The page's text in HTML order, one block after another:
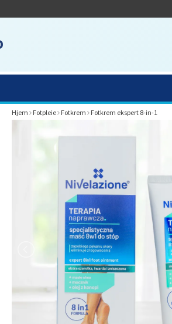
Hjem Fotpleie Fotkrem Fotkrem ekspert 8-in-1